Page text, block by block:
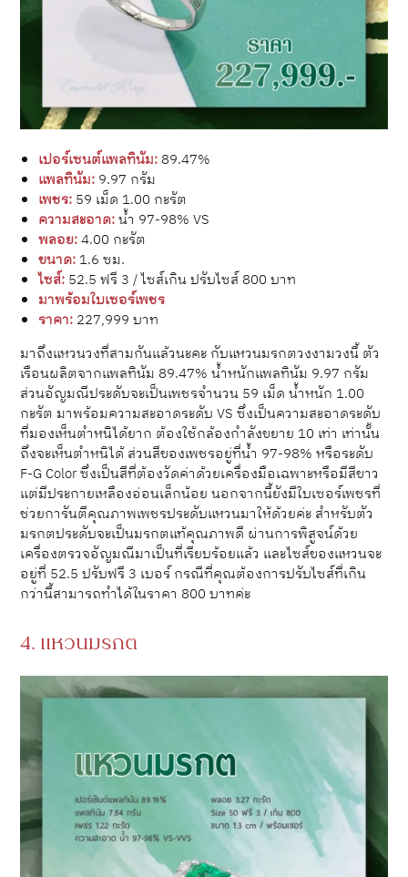
เปอร์เซนต์แพลทินัม: 89.47%
แพลทินัม: 9.97 กรัม
เพชร: 59 เม็ด 1.00 กะรัต
ความสะอาด:น้ำ 97-98% VS
พลอย:4.00 กะรัต
ขนาด: 1.6 ซม.
ไซส์: 52.5 ฟรี 3 / ไซส์เกิน ปรับไซส์ 800 บาท
มาพร้อมใบเซอร์เพชร
ราคา: 227,999 บาท
มาถึงแหวนวงที่สามกันแล้วนะคะ กับแหวนมรกตวงงามวงนี้ ตัว
เรือนผลิตจากแพลทินัม 89.47% น้ำหนักแพลทินัม 9.97 กรัม
ส่วนอัญมณีประดับจะเป็นเพชรจำนวน 59 เม็ด น้ำหนัก 1.00
กะรัต มาพร้อมความสะอาดระดับ VS ซึ่งเป็นความสะอาดระดับ
ที่มองเห็นตำหนิได้ยาก ต้องใช้กล้องกำลังขยาย 10 เท่า เท่านั้น
ถึงจะเห็นตำหนิได้ ส่วนสีของเพชรอยู่ที่น้ำ 97-98% หรือระดับ
F-G Color ซึ่งเป็นสีที่ต้องวัดค่าด้วยเครื่องมือเฉพาะหรือมีสีขาว
แต่มีประกายเหลืองอ่อนเล็กน้อย นอกจากนี้ยังมีใบเซอร์เพชรที่
ช่วยการันตีคุณภาพเพชรประดับแหวนมาให้ด้วยค่ะ สำหรับตัว
มรกตประดับจะเป็นมรกตแท้คุณภาพดี ผ่านการพิสูจน์ด้วย
เครื่องตรวจอัญมณีมาเป็นที่เรียบร้อยแล้ว และไซส์ของแหวนจะ
อยู่ที่ 52.5 ปรับฟรี 3 เบอร์ กรณีที่คุณต้องการปรับไซส์ที่เกิน
กว่านี้สามารถทำได้ในราคา 800 บาทค่ะ
4. แหวนมรกต